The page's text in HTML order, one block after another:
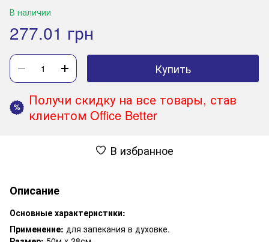
В наличии
277.01 грн
Купить
%
Получи скидку на все товары, став
клиентом Office Better
В избранное
Описание
Основные характеристики:
Применение: для запекания в духовке.